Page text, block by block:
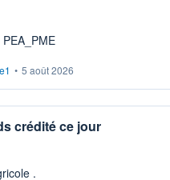
PEA_PME
• 5 août 2026
crédité ce jour
.